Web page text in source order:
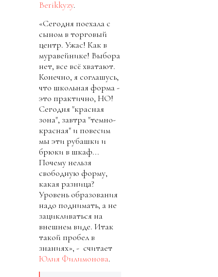
Berikkyzy.
«Сегодня поехала с
сыном в торговый
центр. Ужас! Как в
муравейнике! Выбора
нет, все всё хватают.
Конечно, я соглашусь,
что школьная форма -
это практично, НО!
Сегодня "красная
зона", завтра "темно-
красная" и повесим
мы эти рубашки и
брюки в шкаф...
Почему нельзя
свободную форму,
какая разница?
Уровень образования
надо поднимать, а не
зацикливаться на
внешнем виде. Итак
такой пробел в
знаниях», - считает
Юлия Филимонова.